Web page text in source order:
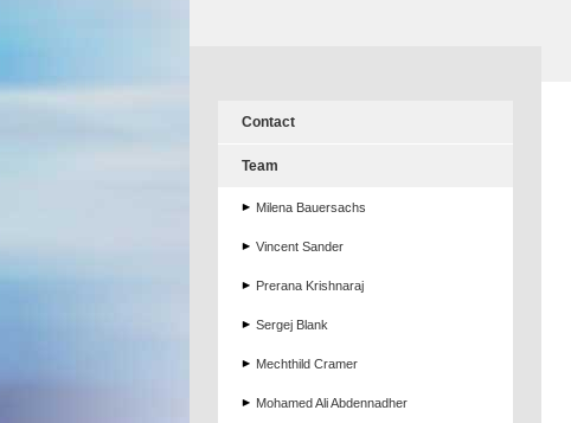
Contact
Team
Milena Bauersachs
Vincent Sander
Prerana Krishnaraj
Sergej Blank
Mechthild Cramer
Mohamed Ali Abdennadher